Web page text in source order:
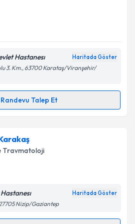
işlenmesine ilişkinAydınlatma
Hastanesı Haritada Göster
3. Km., 63700 Karataş/Viranşehir/
Randevu Talep Et
Talebi
için randevu takvimi talebi
randevu almanız için bir
e-posta ile bilgilendireceğiz.
Travmatoloji
Haritada Göster
Nizip/Gaziantep